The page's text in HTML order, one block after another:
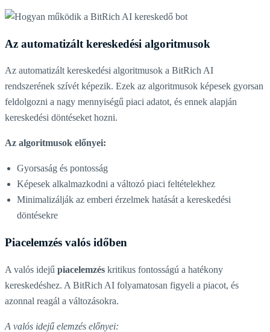
Az automatizált kereskedési algoritmusok
Az automatizált kereskedési algoritmusok a BitRich AI
rendszerének szívét képezik. Ezek az algoritmusok képesek gyorsan
feldolgozni a nagy mennyiségű piaci adatot, és ennek alapján
kereskedési döntéseket hozni.
Az algoritmusok előnyei:
Gyorsaság és pontosság
Képesek alkalmazkodni a változó piaci feltételekhez
Minimalizálják az emberi érzelmek hatását a kereskedési
döntésekre
Piacelemzés valós időben
A valós idejű piacelemzés kritikus fontosságú a hatékony
kereskedéshez. A BitRich AI folyamatosan figyeli a piacot, és
azonnal reagál a változásokra.
A valós idejű elemzés előnyei: